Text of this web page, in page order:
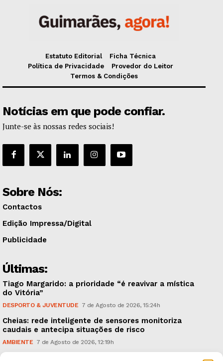
Estatuto Editorial
Ficha Técnica
Política de Privacidade
Provedor do Leitor
Termos & Condições
Notícias em que pode confiar.
Junte-se às nossas redes sociais!
Sobre Nós:
Contactos
Edição Impressa/Digital
Publicidade
Últimas:
Tiago Margarido: a prioridade “é reavivar a mística
do Vitória”
DESPORTO & JUVENTUDE 7 de Agosto de 2026, 15:24h
Cheias: rede inteligente de sensores monitoriza
caudais e antecipa situações de risco
AMBIENTE 7 de Agosto de 2026, 12:19h